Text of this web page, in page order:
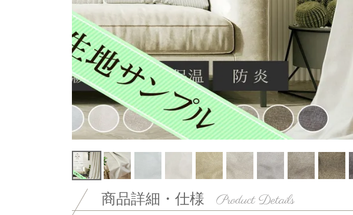
商品詳細・仕様